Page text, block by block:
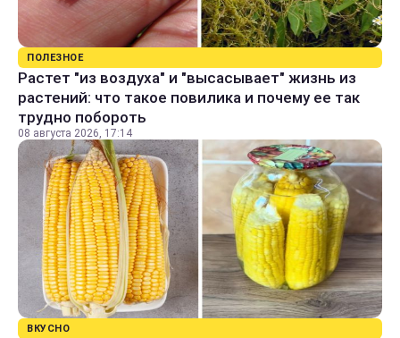
ПОЛЕЗНОЕ
Растет "из воздуха" и "высасывает" жизнь из
растений: что такое повилика и почему ее так
трудно побороть
08 августа 2026, 17:14
ВКУСНО